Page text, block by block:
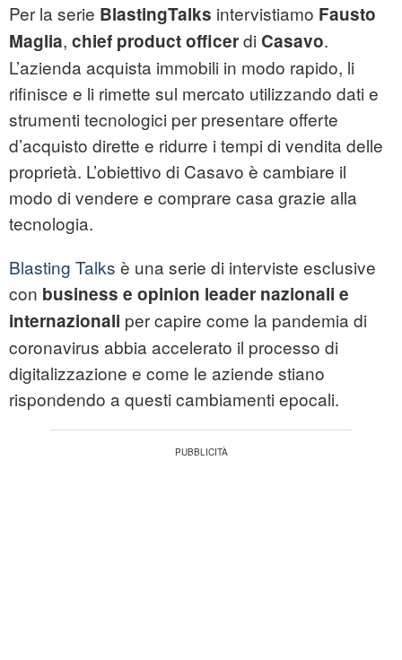
Per la serie BlastingTalks intervistiamo Fausto
Maglia, chief product officerdi Casavo.
L’azienda acquista immobili in modo rapido, li
rifinisce e li rimette sul mercato utilizzando dati e
strumenti tecnologici per presentare offerte
d’acquisto dirette e ridurre i tempi di vendita delle
proprietà. L’obiettivo di Casavo è cambiare il
modo di vendere e comprare casa grazie alla
tecnologia.
Blasting Talks è una serie di interviste esclusive
con business e opinion leader nazionali e
internazionali per capire come la pandemia di
coronavirus abbia accelerato il processo di
digitalizzazione e come le aziende stiano
rispondendo a questi cambiamenti epocali.